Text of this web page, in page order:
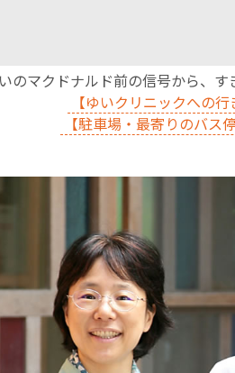
のマクドナルド前の信号から、
【ゆいクリニックへの行
【駐車場・最寄りのバス